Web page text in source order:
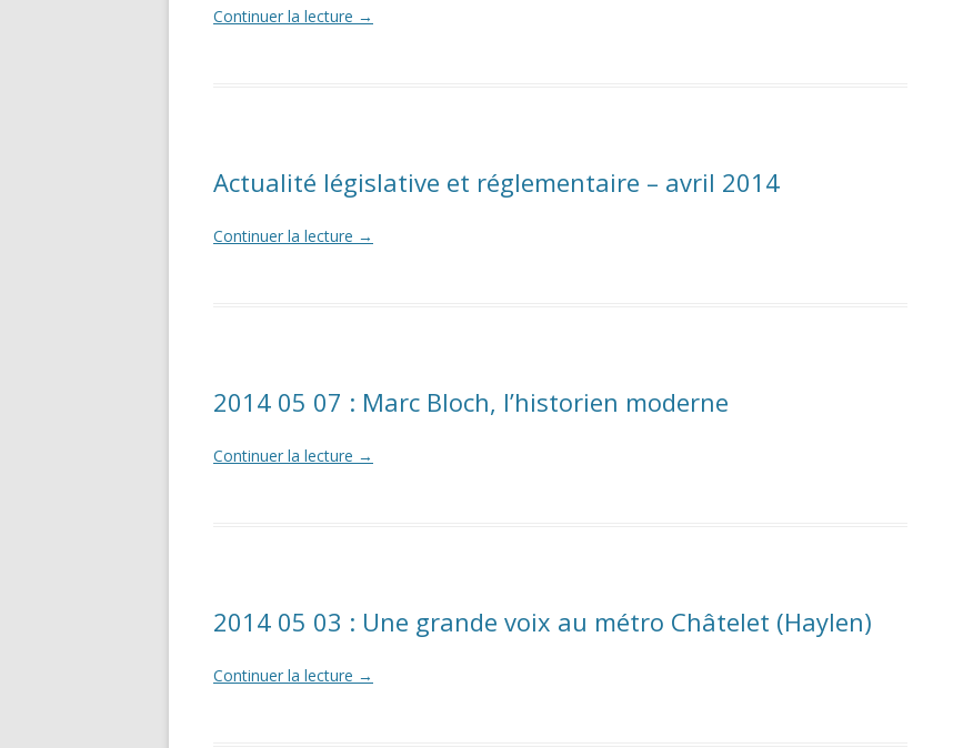
Continuer la lecture →
Actualité législative et réglementaire – avril 2014
Continuer la lecture →
2014 05 07 : Marc Bloch, l’historien moderne
Continuer la lecture →
2014 05 03 : Une grande voix au métro Châtelet (Haylen)
Continuer la lecture →